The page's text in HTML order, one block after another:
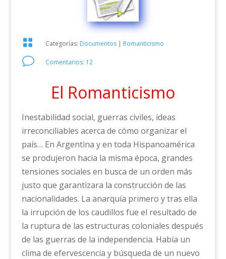
 Categorías: Documentos| Romanticismo
v Comentarios: 12
El Romanticismo
Inestabilidad social, guerras civiles, ideas
irreconciliables acerca de cómo organizar el
país… En Argentina y en toda Hispanoamérica
se produjeron hacia la misma época, grandes
tensiones sociales en busca de un orden más
justo que garantizara la construcción de las
nacionalidades. La anarquía primero y tras ella
la irrupción de los caudillos fue el resultado de
la ruptura de las estructuras coloniales después
de las guerras de la independencia. Había un
clima de efervescencia y búsqueda de un nuevo